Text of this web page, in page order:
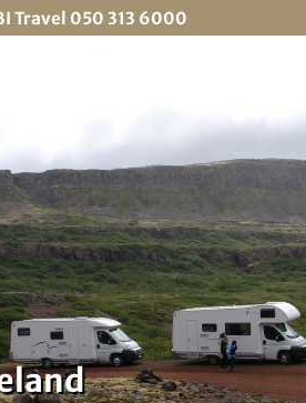
Travel 050 313 6000